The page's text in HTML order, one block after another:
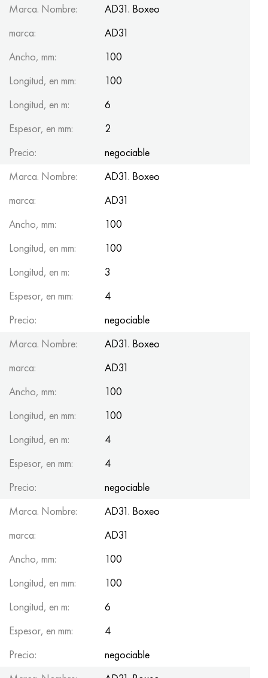
Marca. Nombre:
AD31. Boxeo
marca:
AD31
Ancho, mm:
100
Longitud, en mm:
100
Longitud, en m:
6
Espesor, en mm:
2
Precio:
negociable
Marca. Nombre:
AD31. Boxeo
marca:
AD31
Ancho, mm:
100
Longitud, en mm:
100
Longitud, en m:
3
Espesor, en mm:
4
Precio:
negociable
Marca. Nombre:
AD31. Boxeo
marca:
AD31
Ancho, mm:
100
Longitud, en mm:
100
Longitud, en m:
4
Espesor, en mm:
4
Precio:
negociable
Marca. Nombre:
AD31. Boxeo
marca:
AD31
Ancho, mm:
100
Longitud, en mm:
100
Longitud, en m:
6
Espesor, en mm:
4
Precio:
negociable